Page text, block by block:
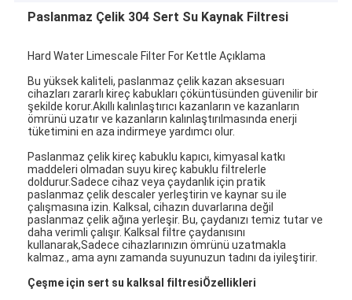
Paslanmaz Çelik 304 Sert Su Kaynak Filtresi
Hard Water Limescale Filter For Kettle Açıklama
Bu yüksek kaliteli, paslanmaz çelik kazan aksesuarı
cihazları zararlı kireç kabukları çöküntüsünden güvenilir bir
şekilde korur.Akıllı kalınlaştırıcı kazanların ve kazanların
ömrünü uzatır ve kazanların kalınlaştırılmasında enerji
tüketimini en aza indirmeye yardımcı olur.
Paslanmaz çelik kireç kabuklu kapıcı, kimyasal katkı
maddeleri olmadan suyu kireç kabuklu filtrelerle
doldurur.Sadece cihaz veya çaydanlık için pratik
paslanmaz çelik descaler yerleştirin ve kaynar su ile
çalışmasına izin. Kalksal, cihazın duvarlarına değil
paslanmaz çelik ağına yerleşir. Bu, çaydanızı temiz tutar ve
daha verimli çalışır. Kalksal filtre çaydanısını
kullanarak,Sadece cihazlarınızın ömrünü uzatmakla
kalmaz., ama aynı zamanda suyunuzun tadını da iyileştirir.
Çeşme için sert su kalksal filtresiÖzellikleri